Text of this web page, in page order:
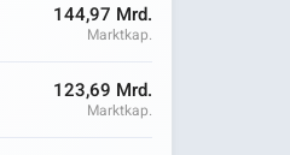
144,97 Mrd.
Marktkap.
123,69 Mrd.
Marktkap.